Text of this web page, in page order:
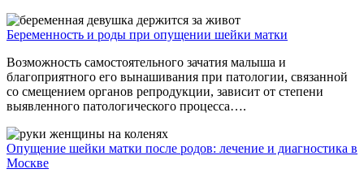
Беременность и роды при опущении шейки матки
Возможность самостоятельного зачатия малыша и
благоприятного его вынашивания при патологии, связанной
со смещением органов репродукции, зависит от степени
выявленного патологического процесса….
Опущение шейки матки после родов: лечение и диагностика в
Москве